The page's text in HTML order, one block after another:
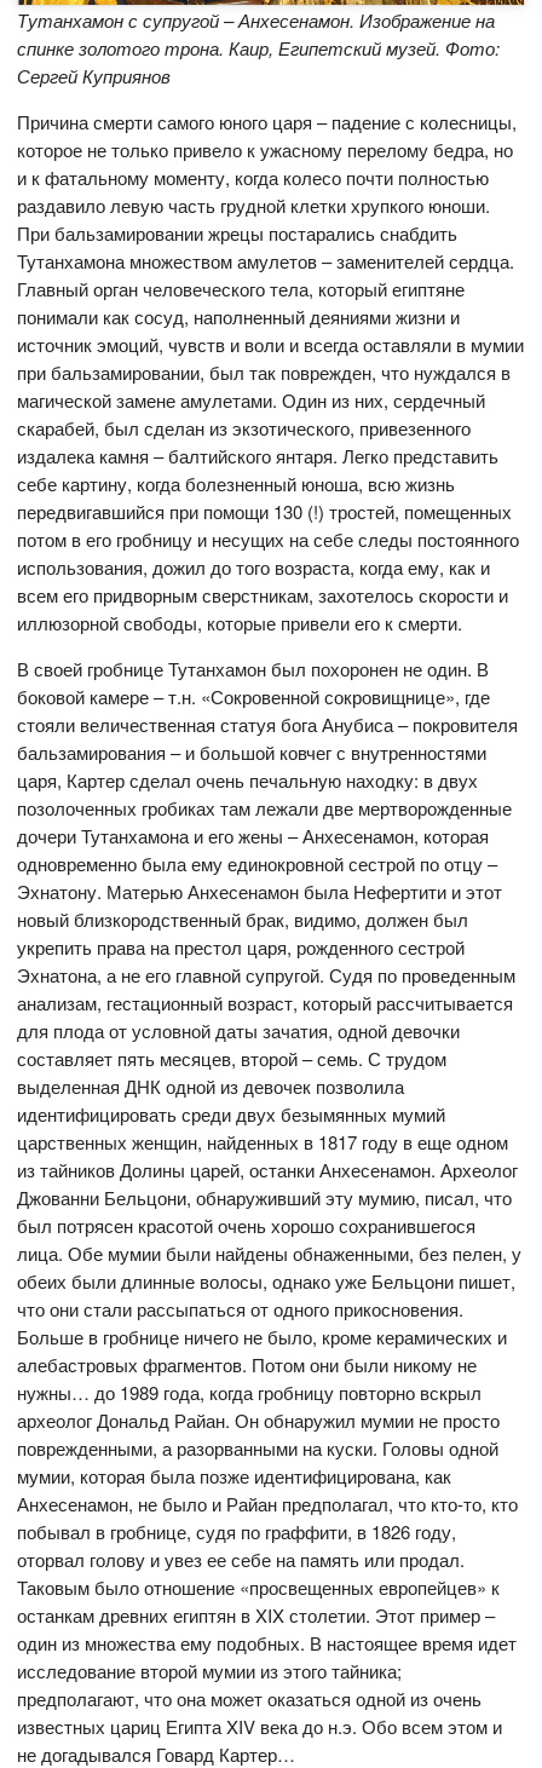
Тутанхамон с супругой – Анхесенамон. Изображение на
спинке золотого трона. Каир, Египетский музей. Фото:
Сергей Куприянов
Причина смерти самого юного царя – падение с колесницы,
которое не только привело к ужасному перелому бедра, но
и к фатальному моменту, когда колесо почти полностью
раздавило левую часть грудной клетки хрупкого юноши.
При бальзамировании жрецы постарались снабдить
Тутанхамона множеством амулетов – заменителей сердца.
Главный орган человеческого тела, который египтяне
понимали как сосуд, наполненный деяниями жизни и
источник эмоций, чувств и воли и всегда оставляли в мумии
при бальзамировании, был так поврежден, что нуждался в
магической замене амулетами. Один из них, сердечный
скарабей, был сделан из экзотического, привезенного
издалека камня – балтийского янтаря. Легко представить
себе картину, когда болезненный юноша, всю жизнь
передвигавшийся при помощи 130 (!) тростей, помещенных
потом в его гробницу и несущих на себе следы постоянного
использования, дожил до того возраста, когда ему, как и
всем его придворным сверстникам, захотелось скорости и
иллюзорной свободы, которые привели его к смерти.
В своей гробнице Тутанхамон был похоронен не один. В
боковой камере – т.н. «Сокровенной сокровищнице», где
стояли величественная статуя бога Анубиса – покровителя
бальзамирования – и большой ковчег с внутренностями
царя, Картер сделал очень печальную находку: в двух
позолоченных гробиках там лежали две мертворожденные
дочери Тутанхамона и его жены – Анхесенамон, которая
одновременно была ему единокровной сестрой по отцу –
Эхнатону. Матерью Анхесенамон была Нефертити и этот
новый близкородственный брак, видимо, должен был
укрепить права на престол царя, рожденного сестрой
Эхнатона, а не его главной супругой. Судя по проведенным
анализам, гестационный возраст, который рассчитывается
для плода от условной даты зачатия, одной девочки
составляет пять месяцев, второй – семь. С трудом
выделенная ДНК одной из девочек позволила
идентифицировать среди двух безымянных мумий
царственных женщин, найденных в 1817 году в еще одном
из тайников Долины царей, останки Анхесенамон. Археолог
Джованни Бельцони, обнаруживший эту мумию, писал, что
был потрясен красотой очень хорошо сохранившегося
лица. Обе мумии были найдены обнаженными, без пелен, у
обеих были длинные волосы, однако уже Бельцони пишет,
что они стали рассыпаться от одного прикосновения.
Больше в гробнице ничего не было, кроме керамических и
алебастровых фрагментов. Потом они были никому не
нужны… до 1989 года, когда гробницу повторно вскрыл
археолог Дональд Райан. Он обнаружил мумии не просто
поврежденными, а разорванными на куски. Головы одной
мумии, которая была позже идентифицирована, как
Анхесенамон, не было и Райан предполагал, что кто-то, кто
побывал в гробнице, судя по граффити, в 1826 году,
оторвал голову и увез ее себе на память или продал.
Таковым было отношение «просвещенных европейцев» к
останкам древних египтян в XIX столетии. Этот пример –
один из множества ему подобных. В настоящее время идет
исследование второй мумии из этого тайника;
предполагают, что она может оказаться одной из очень
известных цариц Египта XIV века до н.э. Обо всем этом и
не догадывался Говард Картер…